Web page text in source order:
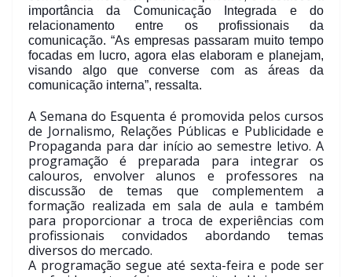
importância da Comunicação Integrada e do
relacionamento entre os profissionais da
comunicação. “As empresas passaram muito tempo
focadas em lucro, agora elas elaboram e planejam,
visando algo que converse com as áreas da
comunicação interna”, ressalta.
A Semana do Esquenta é promovida pelos cursos
de Jornalismo, Relações Públicas e Publicidade e
Propaganda para dar início ao semestre letivo. A
programação é preparada para integrar os
calouros, envolver alunos e professores na
discussão de temas que complementem a
formação realizada em sala de aula e também
para proporcionar a troca de experiências com
profissionais convidados abordando temas
diversos do mercado.
A programação segue até sexta-feira e pode ser